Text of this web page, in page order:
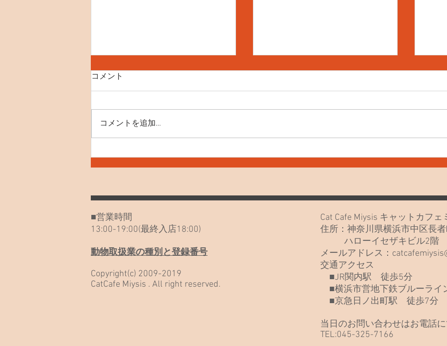
7月30日(木) お知らせや最近
のねこたち
7月20日(月)久しぶりでごめん
なさい🙏
コメント
コメントを追加…
■営業時間
13:00-19:00(最終入店18:00)
動物取扱業の種別と登録番号
Copyright(c) 2009-2019
CatCafe Miysis . All right reserved.
Cat Cafe Miysis キャットカフ
住所：神奈川県横浜市中区長
ハローイセザキビル2階
メールアドレス：
交通アクセス
■JR関内駅 徒歩5分
■横浜市営地下鉄ブルーラ
■京急日ノ出町駅 徒歩7分
当日のお問い合わせはお電話
TEL:045-325-7166